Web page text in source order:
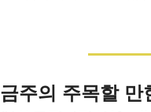
금주의 주목할 만